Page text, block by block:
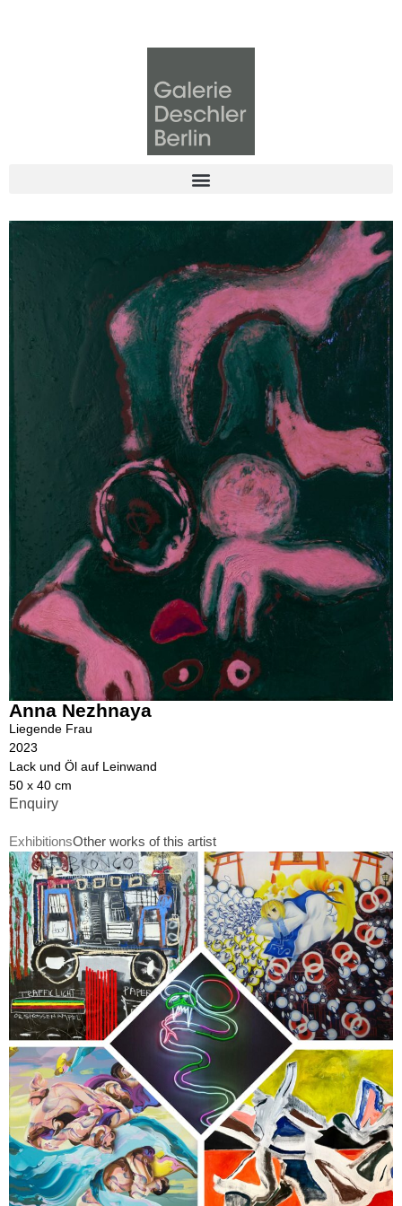
Anna Nezhnaya
Liegende Frau
2023
Lack und Öl auf Leinwand
50 x 40 cm
Enquiry
ExhibitionsOther works of this artist